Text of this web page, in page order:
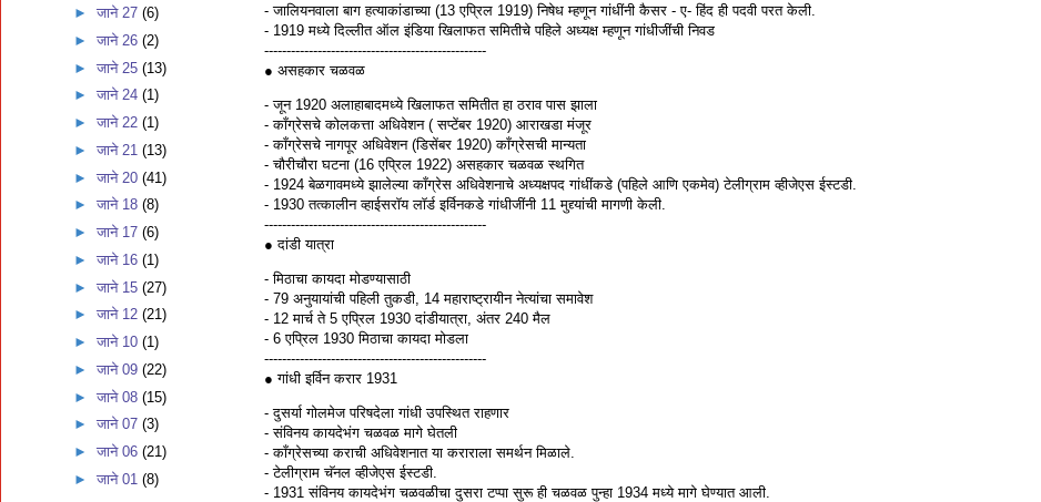
- जालियनवाला बाग हत्याकांडाच्या (13 एप्रिल 1919) निषेध म्हणून गांधींनी कैसर - ए- हिंद ही पदवी परत केली.
- 1919 मध्ये दिल्लीत ऑल इंडिया खिलाफत समितीचे पहिले अध्यक्ष म्हणून गांधीजींची निवड
--------------------------------------------------
● असहकार चळवळ
- जून 1920 अलाहाबादमध्ये खिलाफत समितीत हा ठराव पास झाला
- काँग्रेसचे कोलकत्ता अधिवेशन ( सप्टेंबर 1920) आराखडा मंजूर
- काँग्रेसचे नागपूर अधिवेशन (डिसेंबर 1920) काँग्रेसची मान्यता
- चौरीचौरा घटना (16 एप्रिल 1922) असहकार चळवळ स्थगित
- 1924 बेळगावमध्ये झालेल्या काँग्रेस अधिवेशनाचे अध्यक्षपद गांधींकडे (पहिले आणि एकमेव) टेलीग्राम व्हीजेएस ईस्टडी.
- 1930 तत्कालीन व्हाईसराॅय लाॅर्ड इर्विनकडे गांधीजींनी 11 मुद्द्यांची मागणी केली.
--------------------------------------------------
● दांडी यात्रा
- मिठाचा कायदा मोडण्यासाठी
- 79 अनुयायांची पहिली तुकडी, 14 महाराष्ट्रायीन नेत्यांचा समावेश
- 12 मार्च ते 5 एप्रिल 1930 दांडीयात्रा, अंतर 240 मैल
- 6 एप्रिल 1930 मिठाचा कायदा मोडला
--------------------------------------------------
● गांधी इर्विन करार 1931
- दुसर्या गोलमेज परिषदेला गांधी उपस्थित राहणार
- संविनय कायदेभंग चळवळ मागे घेतली
- काँग्रेसच्या कराची अधिवेशनात या कराराला समर्थन मिळाले.
- टेलीग्राम चॅनल व्हीजेएस ईस्टडी.
- 1931 संविनय कायदेभंग चळवळीचा दुसरा टप्पा सुरू ही चळवळ पुन्हा 1934 मध्ये मागे घेण्यात आली.
►जाने 27(6)
►जाने 26(2)
►जाने 25(13)
►जाने 24(1)
►जाने 22(1)
►जाने 21(13)
►जाने 20(41)
►जाने 18(8)
►जाने 17(6)
►जाने 16(1)
►जाने 15(27)
►जाने 12(21)
►जाने 10(1)
►जाने 09(22)
►जाने 08(15)
►जाने 07(3)
►जाने 06(21)
►जाने 01(8)